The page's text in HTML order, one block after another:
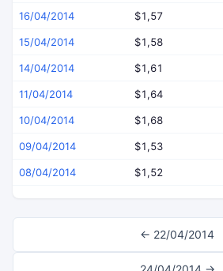
16/04/2014 $1,57
15/04/2014 $1,58
14/04/2014 $1,61
11/04/2014 $1,64
10/04/2014 $1,68
09/04/2014 $1,53
08/04/2014 $1,52
← 22/04/2014